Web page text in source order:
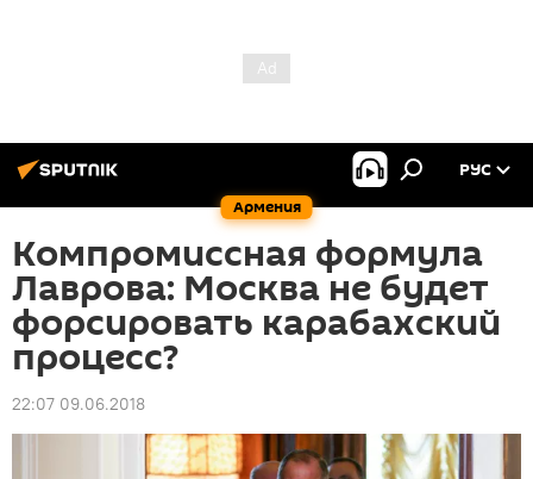
Армения
РУС
Компромиссная формула
Лаврова: Москва не будет
форсировать карабахский
процесс?
22:07 09.06.2018